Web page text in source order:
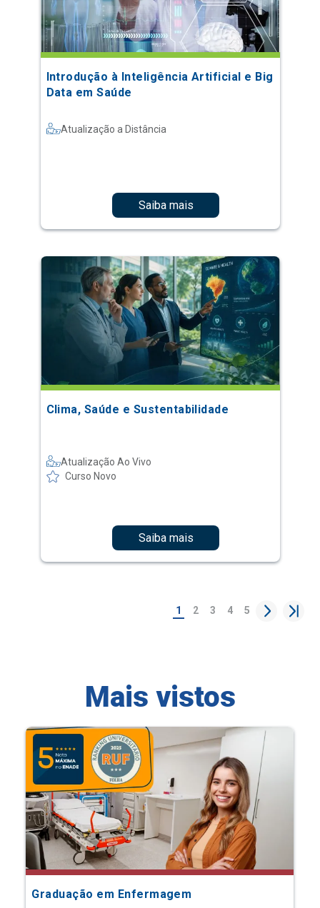
Introdução à Inteligência Artificial e Big
Data em Saúde
Atualização a Distância
Saiba mais
Clima, Saúde e Sustentabilidade
Atualização Ao Vivo
Curso Novo
Saiba mais
1 2 3 4 5
Mais vistos
Graduação em Enfermagem